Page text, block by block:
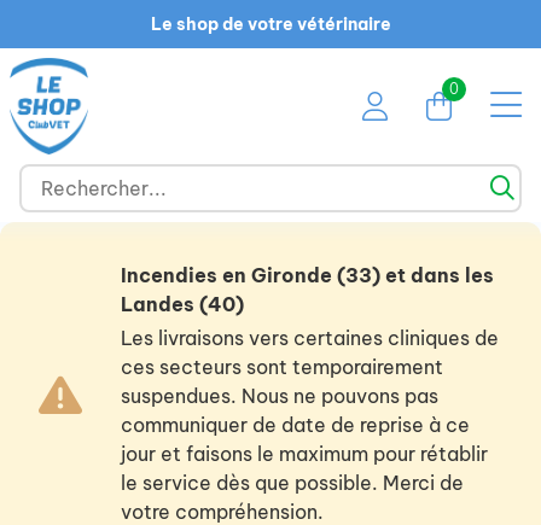
Le shop de votre vétérinaire
0
Incendies en Gironde (33) et dans les
Landes (40)
Les livraisons vers certaines cliniques de
ces secteurs sont temporairement
suspendues. Nous ne pouvons pas
communiquer de date de reprise à ce
jour et faisons le maximum pour rétablir
le service dès que possible. Merci de
votre compréhension.